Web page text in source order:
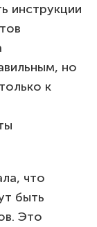
инструкции
но
к
что
быть
Это